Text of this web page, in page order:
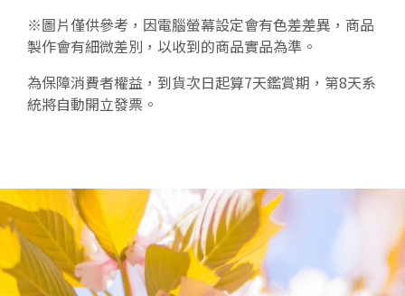
※圖片僅供參考，因電腦螢幕設定會有色差差異，商品
製作會有細微差別，以收到的商品實品為準。
為保障消費者權益，到貨次日起算7天鑑賞期，第8天系
統將自動開立發票。